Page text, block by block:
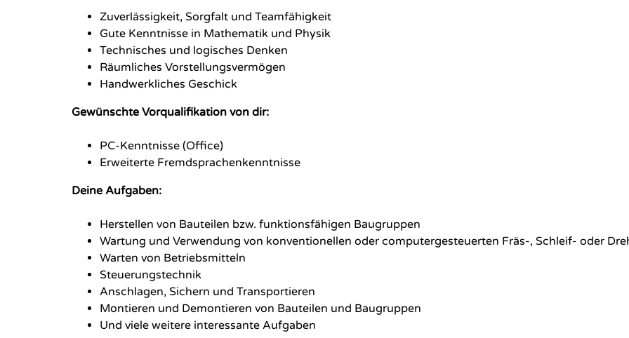
Zuverlässigkeit, Sorgfalt und Teamfähigkeit
Gute Kenntnisse in Mathematik und Physik
Technisches und logisches Denken
Räumliches Vorstellungsvermögen
Handwerkliches Geschick
Gewünschte Vorqualifikation von dir:
PC-Kenntnisse (Office)
Erweiterte Fremdsprachenkenntnisse
Deine Aufgaben:
Herstellen von Bauteilen bzw. funktionsfähigen Baugruppen
Wartung und Verwendung von konventionellen oder computergesteuerten Fräs-, Schleif- oder
Warten von Betriebsmitteln
Steuerungstechnik
Anschlagen, Sichern und Transportieren
Montieren und Demontieren von Bauteilen und Baugruppen
Und viele weitere interessante Aufgaben